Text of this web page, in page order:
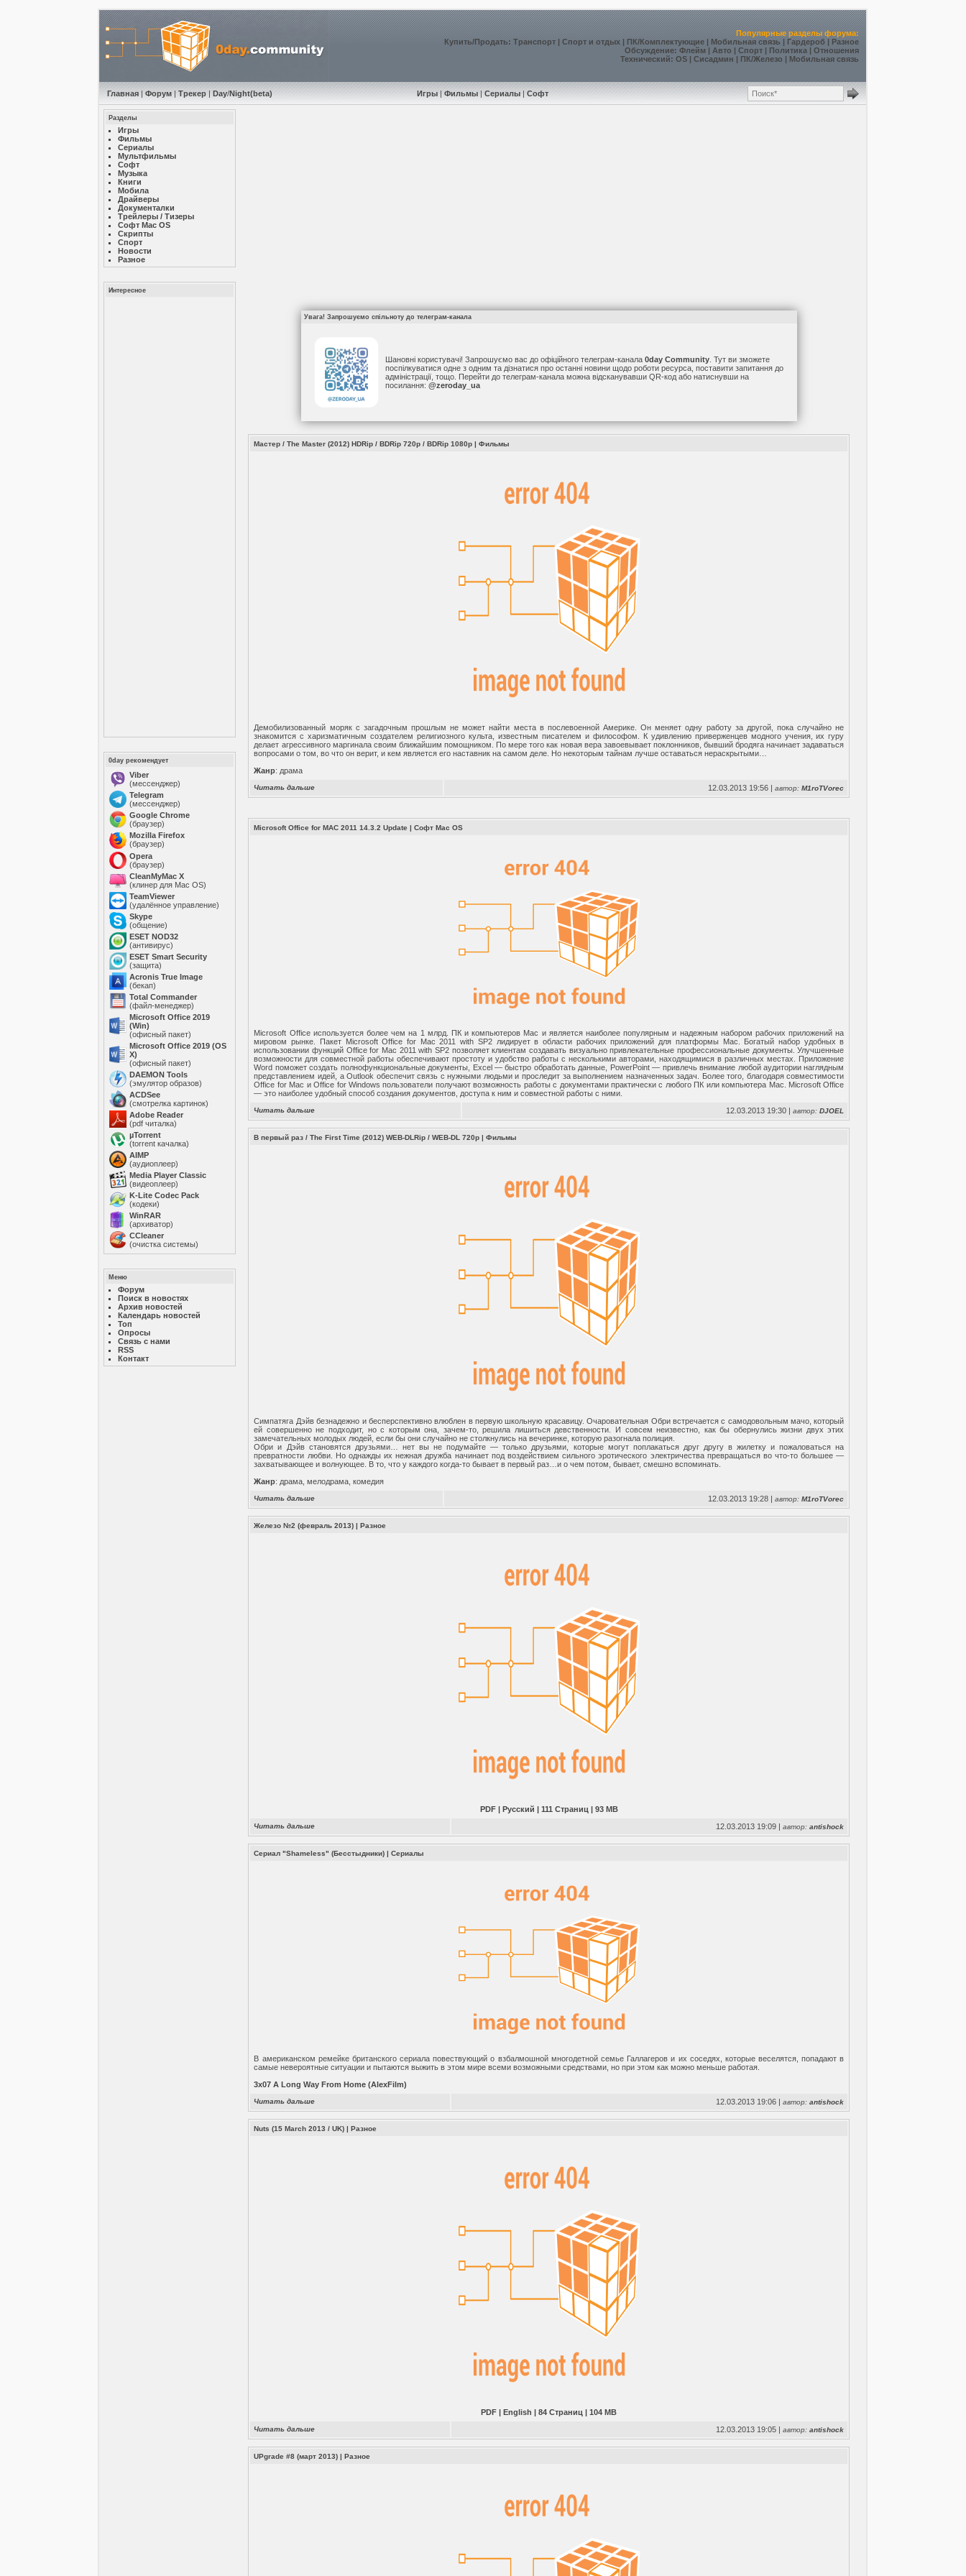
Популярные разделы форума:
Купить/Продать:Транспорт |Спорт и отдых |ПК/Комплектующие |Мобильная связь | Гардероб |Разное
Обсуждение:Флейм | Авто |Спорт | Политика |Отношения
Технический:OS |Сисадмин | ПК/Железо | Мобильная связь
Главная |Форум |Трекер |Day/Night(beta) Игры |Фильмы |Сериалы |Софт
Разделы
Игры
Фильмы
Сериалы
Мультфильмы
Софт
Музыкa
Книги
Мобила
Драйверы
Документалки
Трейлеры / Тизеры
Софт Mac OS
Скрипты
Спорт
Новости
Разное
Интересное
0day рекомендует
Viber
(мессенджер)
Telegram
(мессенджер)
Google Chrome
(браузер)
Mozilla Firefox
(браузер)
Opera
(браузер)
CleanMyMac X
(клинер для Mac OS)
TeamViewer
(удалённое управление)
Skype
(общение)
ESET NOD32
(антивирус)
ESET Smart Security
(защита)
Acronis True Image
(бекап)
Total Commander
(файл-менеджер)
Microsoft Office 2019
(Win)
(офисный пакет)
Microsoft Office 2019 (OS
X)
(офисный пакет)
DAEMON Tools
(эмулятор образов)
ACDSee
(смотрелка картинок)
Adobe Reader
(pdf читалка)
µTorrent
(torrent качалка)
AIMP
(аудиоплеер)
Media Player Classic
(видеоплеер)
K-Lite Codec Pack
(кодеки)
WinRAR
(архиватор)
ССleaner
(очистка системы)
Меню
Форум
Поиск в новостях
Архив новостей
Календарь новостей
Топ
Опросы
Связь с нами
RSS
Контакт
Увага! Запрошуємо спільноту до телеграм-канала
Шановні користувачі! Запрошуємо вас до офіційного телеграм-канала 0day Community. Тут ви зможете
поспілкуватися одне з одним та дізнатися про останні новини щодо роботи ресурса, поставити запитання до
адміністрації, тощо. Перейти до телеграм-канала можна відсканувавши QR-код або натиснувши на
посилання: @zeroday_ua
Мастер / The Master (2012) HDRip / BDRip 720p / BDRip 1080p |Фильмы
Демобилизованный моряк с загадочным прошлым не может найти места в послевоенной Америке. Он меняет одну работу за другой, пока случайно не
знакомится с харизматичным создателем религиозного культа, известным писателем и философом. К удивлению приверженцев модного учения, их гуру
делает агрессивного маргинала своим ближайшим помощником. По мере того как новая вера завоевывает поклонников, бывший бродяга начинает задаваться
вопросами о том, во что он верит, и кем является его наставник на самом деле. Но некоторым тайнам лучше оставаться нераскрытыми…
Жанр: драма
Читать дальше 12.03.2013 19:56 |автор:M1roTVorec
Microsoft Office for MAC 2011 14.3.2 Update |Софт Mac OS
Microsoft Office используется более чем на 1 млрд. ПК и компьютеров Mac и является наиболее популярным и надежным набором рабочих приложений на
мировом рынке. Пакет Microsoft Office for Mac 2011 with SP2 лидирует в области рабочих приложений для платформы Mac. Богатый набор удобных в
использовании функций Office for Mac 2011 with SP2 позволяет клиентам создавать визуально привлекательные профессиональные документы. Улучшенные
возможности для совместной работы обеспечивают простоту и удобство работы с несколькими авторами, находящимися в различных местах. Приложение
Word поможет создать полнофункциональные документы, Excel — быстро обработать данные, PowerPoint — привлечь внимание любой аудитории наглядным
представлением идей, а Outlook обеспечит связь с нужными людьми и проследит за выполнением назначенных задач. Более того, благодаря совместимости
Office for Mac и Office for Windows пользователи получают возможность работы с документами практически с любого ПК или компьютера Mac. Microsoft Office
— это наиболее удобный способ создания документов, доступа к ним и совместной работы с ними.
Читать дальше 12.03.2013 19:30 |автор:DJOEL
В первый раз / The First Time (2012) WEB-DLRip / WEB-DL 720p |Фильмы
Симпатяга Дэйв безнадежно и бесперспективно влюблен в первую школьную красавицу. Очаровательная Обри встречается с самодовольным мачо, который
ей совершенно не подходит, но с которым она, зачем-то, решила лишиться девственности. И совсем неизвестно, как бы обернулись жизни двух этих
замечательных молодых людей, если бы они случайно не столкнулись на вечеринке, которую разогнала полиция.
Обри и Дэйв становятся друзьями… нет вы не подумайте — только друзьями, которые могут поплакаться друг другу в жилетку и пожаловаться на
превратности любви. Но однажды их нежная дружба начинает под воздействием сильного эротического электричества превращаться во что-то большее —
захватывающее и волнующее. В то, что у каждого когда-то бывает в первый раз…и о чем потом, бывает, смешно вспоминать.
Жанр: драма, мелодрама, комедия
Читать дальше 12.03.2013 19:28 |автор:M1roTVorec
Железо №2 (февраль 2013)|Разное
PDF | Русский | 111 Страниц | 93 MB
Читать дальше 12.03.2013 19:09 |автор:antishock
Сериал "Shameless" (Бесстыдники) |Сериалы
В американском ремейке британского сериала повествующий о взбалмошной многодетной семье Галлагеров и их соседях, которые веселятся, попадают в
самые невероятные ситуации и пытаются выжить в этом мире всеми возможными средствами, но при этом как можно меньше работая.
3x07 A Long Way From Home (AlexFilm)
Читать дальше 12.03.2013 19:06 |автор:antishock
Nuts (15 March 2013 / UK) |Разное
PDF | English | 84 Страниц | 104 MB
Читать дальше 12.03.2013 19:05 |автор:antishock
UPgrade #8 (март 2013)|Разное